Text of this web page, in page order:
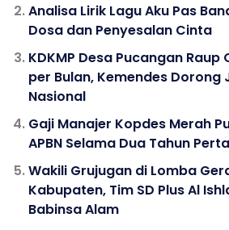
Analisa Lirik Lagu Aku Pas
Dosa dan Penyesalan Cinta
KDKMP Desa Pucangan Raup
per Bulan, Kemendes
Nasional
Gaji Manajer Kopdes Merah
APBN Selama Dua Tahun
Wakili Grujugan di Lomba
Kabupaten, Tim SD Plus Al
Babinsa Alam